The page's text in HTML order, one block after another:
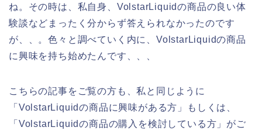
ね。その時は、私自身、VolstarLiquidの商品の良い体
験談などまったく分からず答えられなかったのです
が、、。色々と調べていく内に、VolstarLiquidの商品
に興味を持ち始めたんです、、、
こちらの記事をご覧の方も、私と同じように
「VolstarLiquidの商品に興味がある方」もしくは、
「VolstarLiquidの商品の購入を検討している方」がご